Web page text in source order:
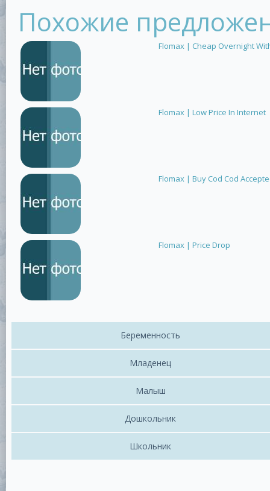
Похожие
Flomax | Cheap Overnight
Flomax | Low Price In Internet
Flomax | Buy Cod Cod
Flomax | Price Drop
Беременность
Младенец
Малыш
Дошкольник
Школьник